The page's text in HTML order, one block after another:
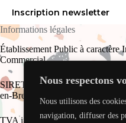
Nous respectons
Nous utilisons des
navigation, diffuser des
Inscription newsletter
Informations légales
Établissement Public à caractère
Commercial
SIRET : 823 709 910 00017
en-Bresse
TVA intracommunautaire : FR